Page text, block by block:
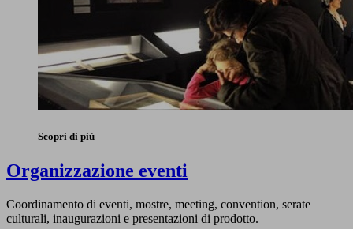
Scopri di più
Organizzazione eventi
Coordinamento di eventi, mostre, meeting, convention, serate
culturali, inaugurazioni e presentazioni di prodotto.